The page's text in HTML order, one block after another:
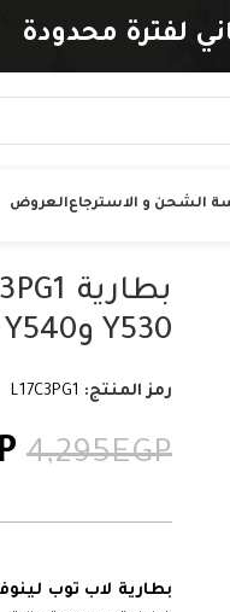
لفترة محدودة
الشحن و الاسترجاعالعروض
Y530 وY540 وY7000 – سعة 52.5 واط/ساعة
رمز المنتج: L17C3PG1
4,295EGP
بطارية لاب توب